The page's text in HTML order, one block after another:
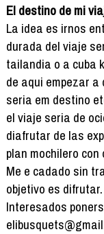
El destino de mi
La idea es irnos
durada del viaje
tailandia o a cuba
de aqui empezar
seria em destino
el viaje seria de
diafrutar de las
plan mochilero
Me e cadado sin
objetivo es difrutar.
Interesados